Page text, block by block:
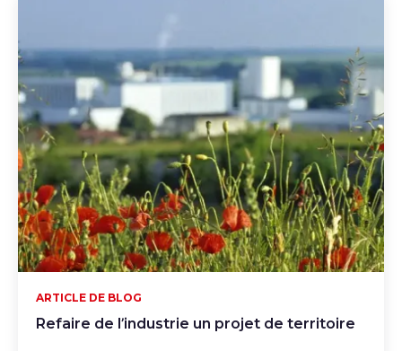
Refaire de l’industrie un projet de territoire
ARTICLE DE BLOG